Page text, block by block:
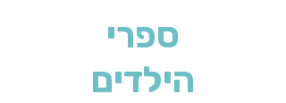
ספרי
הילדים